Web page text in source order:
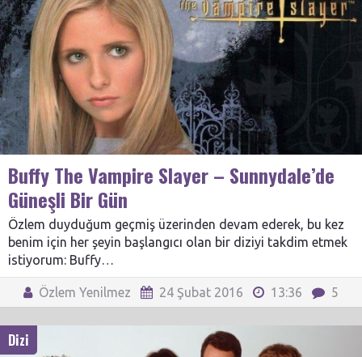
Buffy The Vampire Slayer – Sunnydale’de
Güneşli Bir Gün
Özlem duyduğum geçmiş üzerinden devam ederek, bu kez
benim için her şeyin başlangıcı olan bir diziyi takdim etmek
istiyorum: Buffy…
Özlem Yenilmez 24 Şubat 2016 13:36 5
Dizi